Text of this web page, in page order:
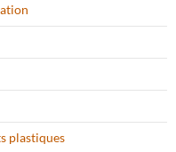
plastiques